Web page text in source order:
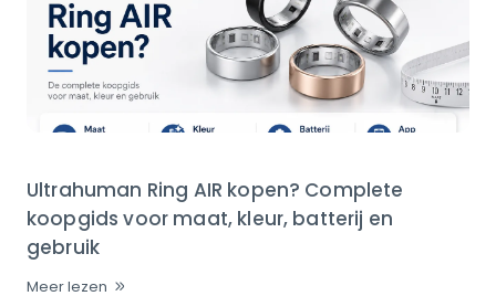
Ultrahuman Ring AIR kopen? Complete
koopgids voor maat, kleur, batterij en
gebruik
Meer lezen